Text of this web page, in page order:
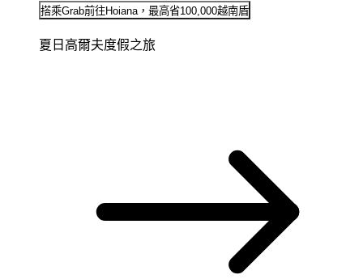
搭乘Grab前往Hoiana，最高省100,000越南盾
夏日高爾夫度假之旅